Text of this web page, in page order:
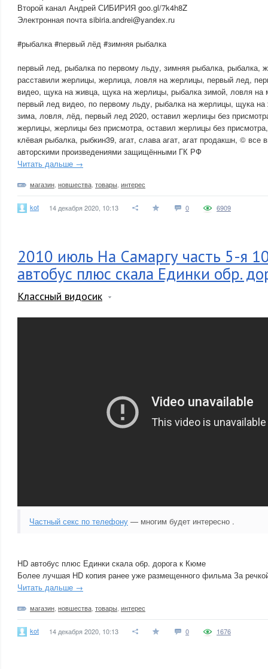
Второй канал Андрей СИБИРИЯ goo.gl/7k4h8Z
Электронная почта sibiria.andrei@yandex.ru
#рыбалка #первый лёд #зимняя рыбалка
первый лед, рыбалка по первому льду, зимняя рыбалка, рыбалка,
расставили жерлицы, жерлица, ловля на жерлицы, первый лед,
видео, щука на живца, щука на жерлицы, рыбалка зимой, ловля
первый лед видео, по первому льду, рыбалка на жерлицы, щука
зима, ловля, лёд, первый лед 2020, оставил жерлицы без
жерлицы, жерлицы без присмотра, оставил жерлицы без
клёвая рыбалка, рыбкин39, агат, слава агат, агат продакшн, ©️ все
авторскими произведениями защищёнными ГК РФ
Читать дальше →
магазин новшества товары интерес
kot 14 декабря 2020, 10:13 0 6909
2010 июль На Самаргу часть 5-я
автобус плюс скала Единки обр.
Классный видосик
Частный секс по телефону — многим будет интересно .
HD автобус плюс Единки скала обр. дорога к Кюме
Более лучшая HD копия ранее уже размещенного фильма За
Читать дальше →
магазин новшества товары интерес
kot 14 декабря 2020, 10:13 0 1676